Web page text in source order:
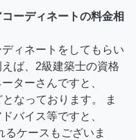
ーディネートの料金相
ィネートをしてもらい
ば、2級建築士の資格
ターさんですと、
なっております。 ま
バイス等ですと、
ケースもございま